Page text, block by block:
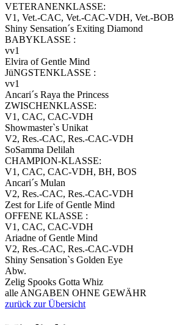
VETERANENKLASSE:
V1, Vet.-CAC, Vet.-CAC-VDH, Vet.-BOB
Shiny Sensation´s Exiting Diamond
BABYKLASSE :
vv1
Elvira of Gentle Mind
JüNGSTENKLASSE :
vv1
Ancari´s Raya the Princess
ZWISCHENKLASSE:
V1, CAC, CAC-VDH
Showmaster`s Unikat
V2, Res.-CAC, Res.-CAC-VDH
SoSamma Delilah
CHAMPION-KLASSE:
V1, CAC, CAC-VDH, BH, BOS
Ancari´s Mulan
V2, Res.-CAC, Res.-CAC-VDH
Zest for Life of Gentle Mind
OFFENE KLASSE :
V1, CAC, CAC-VDH
Ariadne of Gentle Mind
V2, Res.-CAC, Res.-CAC-VDH
Shiny Sensation`s Golden Eye
Abw.
Zelig Spooks Gotta Whiz
alle ANGABEN OHNE GEWÄHR
zurück zur Übersicht